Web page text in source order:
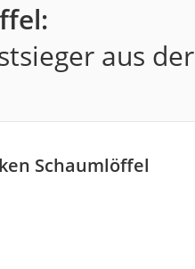
aus der
Schaumlöffel